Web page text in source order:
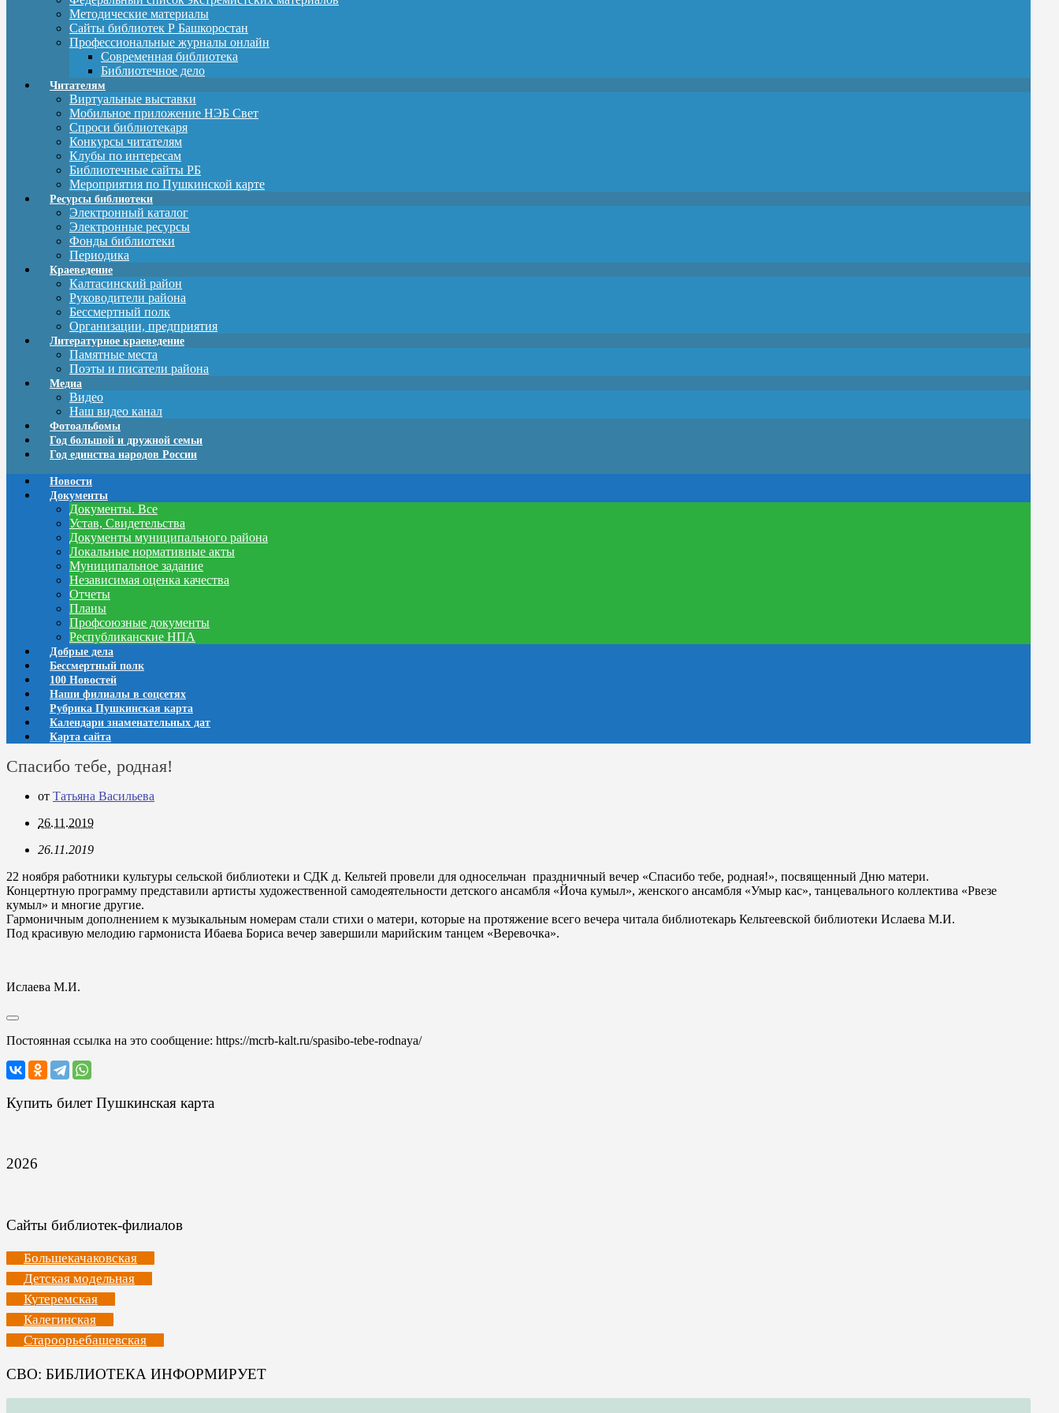
Методические материалы
Сайты библиотек Р Башкоростан
Профессиональные журналы онлайн
Современная библиотека
Библиотечное дело
Читателям
Виртуальные выставки
Мобильное приложение НЭБ Свет
Спроси библиотекаря
Конкурсы читателям
Клубы по интересам
Библиотечные сайты РБ
Мероприятия по Пушкинской карте
Ресурсы библиотеки
Электронный каталог
Электронные ресурсы
Фонды библиотеки
Периодика
Краеведение
Калтасинский район
Руководители района
Бессмертный полк
Организации, предприятия
Литературное краеведение
Памятные места
Поэты и писатели района
Медиа
Видео
Наш видео канал
Фотоальбомы
Год большой и дружной семьи
Год единства народов России
Новости
Документы
Документы. Все
Устав, Свидетельства
Документы муниципального района
Локальные нормативные акты
Муниципальное задание
Независимая оценка качества
Отчеты
Планы
Профсоюзные документы
Республиканские НПА
Добрые дела
Бессмертный полк
100 Новостей
Наши филиалы в соцсетях
Рубрика Пушкинская карта
Календари знаменательных дат
Карта сайта
Спасибо тебе, родная!
от Татьяна Васильева
26.11.2019
26.11.2019
22 ноября работники культуры сельской библиотеки и СДК д. Кельтей провели для односельчан праздничный вечер «Спасибо тебе, родная!», посвященный Дню матери.
Концертную программу представили артисты художественной самодеятельности детского ансамбля «Йоча кумыл», женского ансамбля «Умыр кас», танцевального коллектива «Рвезе
кумыл» и многие другие.
Гармоничным дополнением к музыкальным номерам стали стихи о матери, которые на протяжение всего вечера читала библиотекарь Кельтеевской библиотеки Ислаева М.И.
Под красивую мелодию гармониста Ибаева Бориса вечер завершили марийским танцем «Веревочка».
Ислаева М.И.
Постоянная ссылка на это сообщение: https://mcrb-kalt.ru/spasibo-tebe-rodnaya/
Купить билет Пушкинская карта
2026
Сайты библиотек-филиалов
Большекачаковская
Детская модельная
Кутеремская
Калегинская
Староорьебашевская
СВО: БИБЛИОТЕКА ИНФОРМИРУЕТ